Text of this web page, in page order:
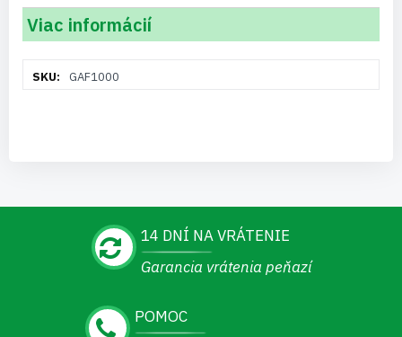
Viac informácií
informáciíGAF1000
14 DNÍ NA VRÁTENIE
Garancia vrátenia peňazí
POMOC